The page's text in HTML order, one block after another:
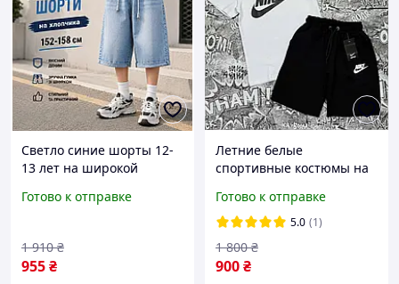
Светло синие шорты 12-
13 лет на широкой
подростку, детские
джинсовые шорты с
потертостями
Готово к отправке
955₴
1 910 ₴
Летние белые
спортивные костюмы на
10-11-12 лет детский
черный комплект
футболка и шорты с
принтом
Готово к отправке
5.0 (1)
900₴
1 800 ₴